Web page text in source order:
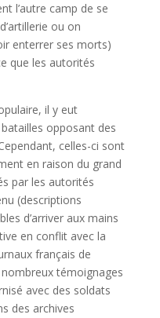
l’autre camp de se
ou on
enterrer ses morts)
que les autorités
il y eut
opposant des
celles-ci sont
en raison du grand
par les autorités
(descriptions
d’arriver aux mains
en conflit avec la
français de
nombreux témoignages
avec des soldats
des archives